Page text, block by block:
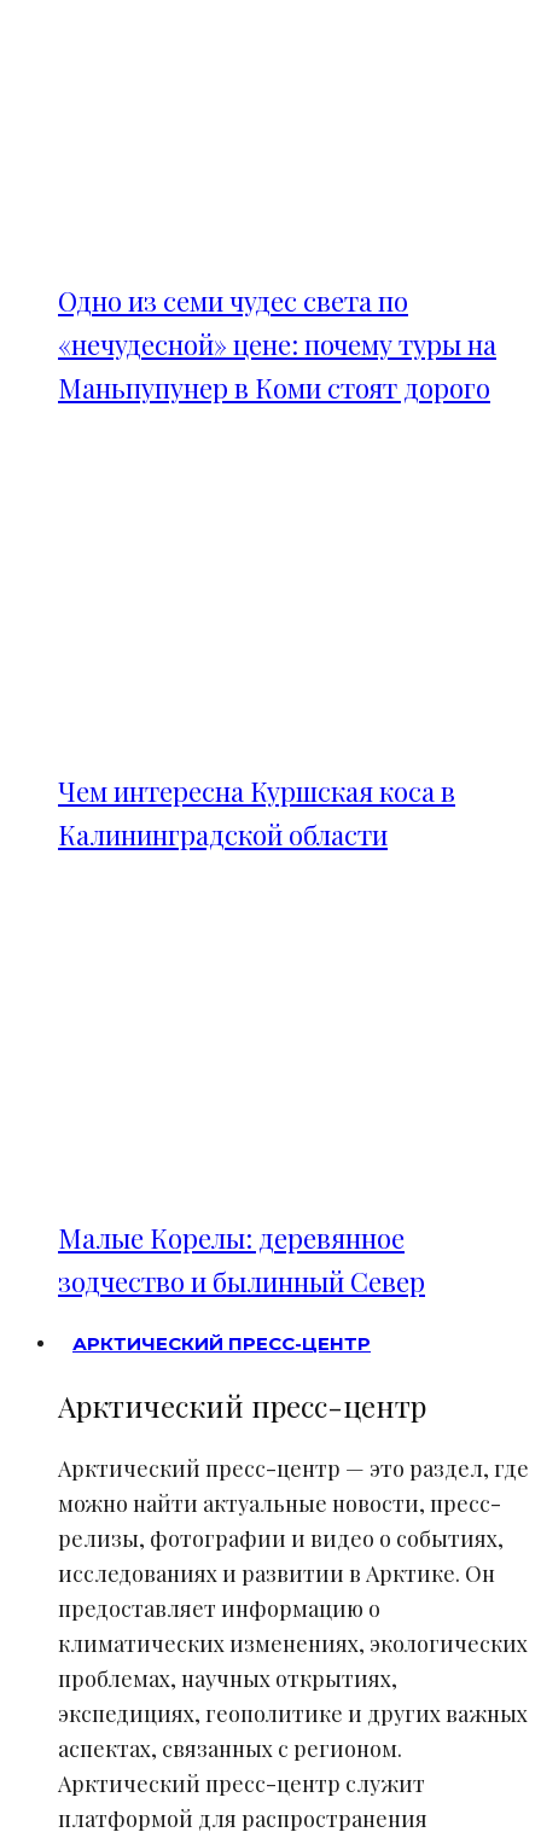
Одно из семи чудес света по
«нечудесной» цене: почему туры на
Маньпупунер в Коми стоят дорого
Чем интересна Куршская коса в
Калининградской области
Малые Корелы: деревянное
зодчество и былинный Север
АРКТИЧЕСКИЙ ПРЕСС-ЦЕНТР
Арктический пресс-центр
Арктический пресс-центр — это раздел, где
можно найти актуальные новости, пресс-
релизы, фотографии и видео о событиях,
исследованиях и развитии в Арктике. Он
предоставляет информацию о
климатических изменениях, экологических
проблемах, научных открытиях,
экспедициях, геополитике и других важных
аспектах, связанных с регионом.
Арктический пресс-центр служит
платформой для распространения